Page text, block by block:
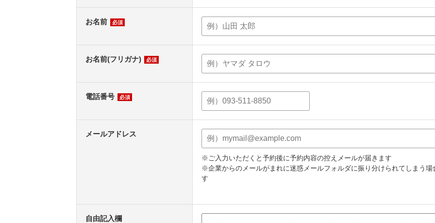
お名前 必須
お名前(フリガナ) 必須
電話番号 必須
メールアドレス
※ご入力いただくと予約後に予約内容の控えメールが届きます
※企業からのメールがまれに迷惑メールフォルダに振り分けられてしまう
す
自由記入欄